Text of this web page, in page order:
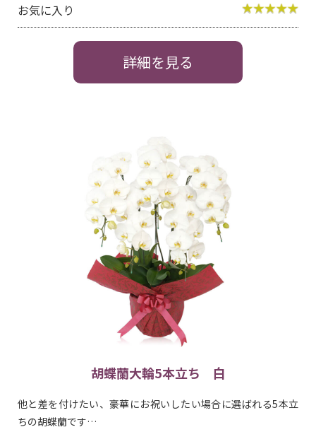
お気に入り
詳細を見る
胡蝶蘭大輪5本立ち 白
他と差を付けたい、豪華にお祝いしたい場合に選ばれる5本立
ちの胡蝶蘭です…